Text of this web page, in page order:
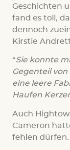
Geschichten
fand es toll,
dennoch
Kirstie
“Sie konnte
Gegenteil
eine leere
Haufen
Auch
Cameron
fehlen dürfen.